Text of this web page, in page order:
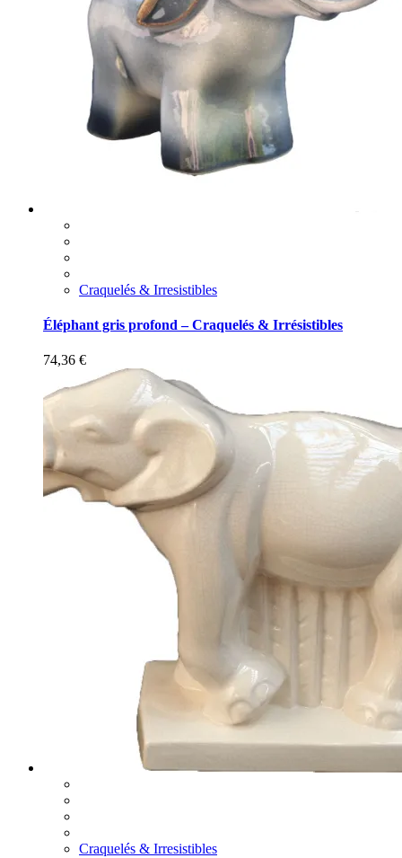
Craquelés & Irresistibles
Éléphant gris profond – Craquelés & Irrésistibles
74,36 €
Craquelés & Irresistibles